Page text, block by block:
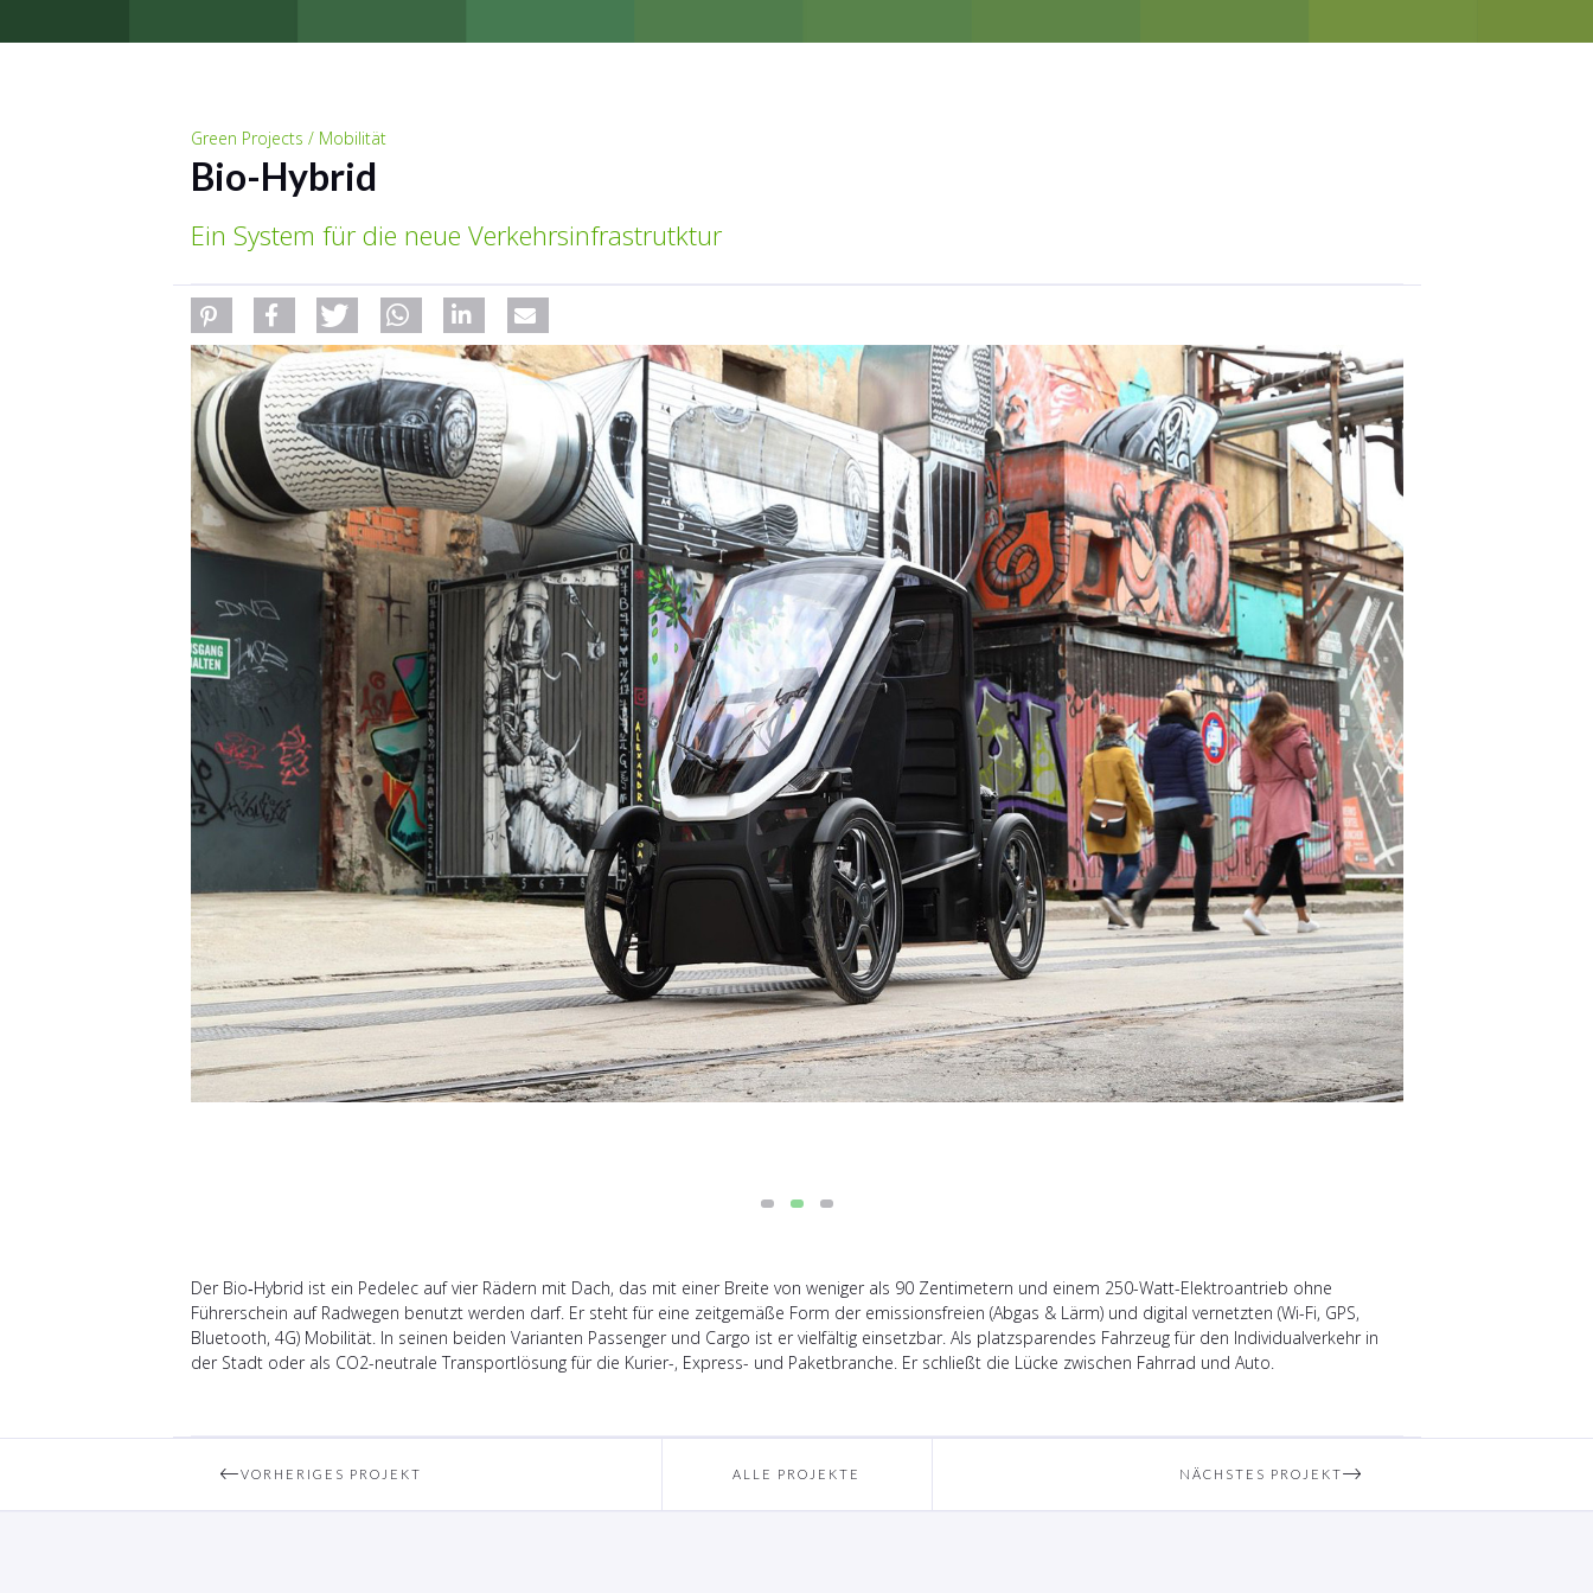
Green Projects / Mobilität
Bio-Hybrid
Ein System für die neue Verkehrsinfrastrutktur
Der Bio‑Hybrid ist ein Pedelec auf vier Rädern mit Dach, das mit einer Breite von weniger als 90 Zentimetern und einem 250-Watt-Elektroantrieb ohne
Führerschein auf Radwegen benutzt werden darf. Er steht für eine zeitgemäße Form der emissionsfreien (Abgas & Lärm) und digital vernetzten (Wi-Fi, GPS,
Bluetooth, 4G) Mobilität. In seinen beiden Varianten Passenger und Cargo ist er vielfältig einsetzbar. Als platzsparendes Fahrzeug für den Individualverkehr in
der Stadt oder als CO2-neutrale Transportlösung für die Kurier-, Express- und Paketbranche. Er schließt die Lücke zwischen Fahrrad und Auto.
VORHERIGES PROJEKT ALLE PROJEKTE NÄCHSTES PROJEKT